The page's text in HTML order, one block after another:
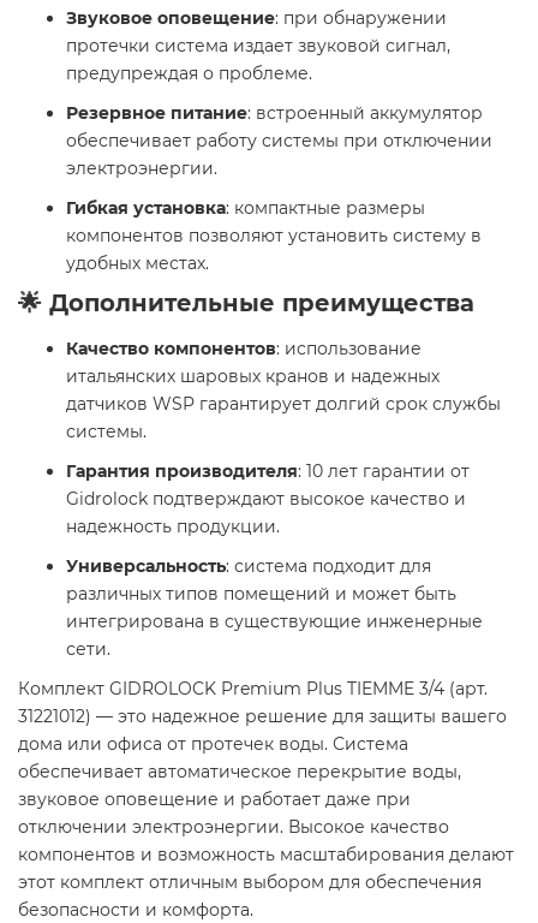
Звуковое оповещение: при обнаружении
протечки система издает звуковой сигнал,
предупреждая о проблеме.
Резервное питание: встроенный аккумулятор
обеспечивает работу системы при отключении
электроэнергии.
Гибкая установка: компактные размеры
компонентов позволяют установить систему в
удобных местах.
🌟 Дополнительные преимущества
Качество компонентов: использование
итальянских шаровых кранов и надежных
датчиков WSP гарантирует долгий срок службы
системы.
Гарантия производителя: 10 лет гарантии от
Gidrolock подтверждают высокое качество и
надежность продукции.
Универсальность: система подходит для
различных типов помещений и может быть
интегрирована в существующие инженерные
сети.
Комплект GIDROLOCK Premium Plus TIEMME 3/4 (арт.
31221012) — это надежное решение для защиты вашего
дома или офиса от протечек воды. Система
обеспечивает автоматическое перекрытие воды,
звуковое оповещение и работает даже при
отключении электроэнергии. Высокое качество
компонентов и возможность масштабирования делают
этот комплект отличным выбором для обеспечения
безопасности и комфорта.